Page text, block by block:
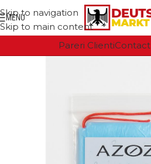
Skip to navigation
Skip to main content
MENU
Pareri ClientiContact